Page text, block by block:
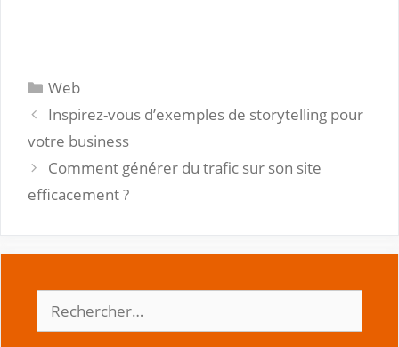
Catégories
Web
Inspirez-vous d’exemples de storytelling pour
votre business
Comment générer du trafic sur son site
efficacement ?
Rechercher :